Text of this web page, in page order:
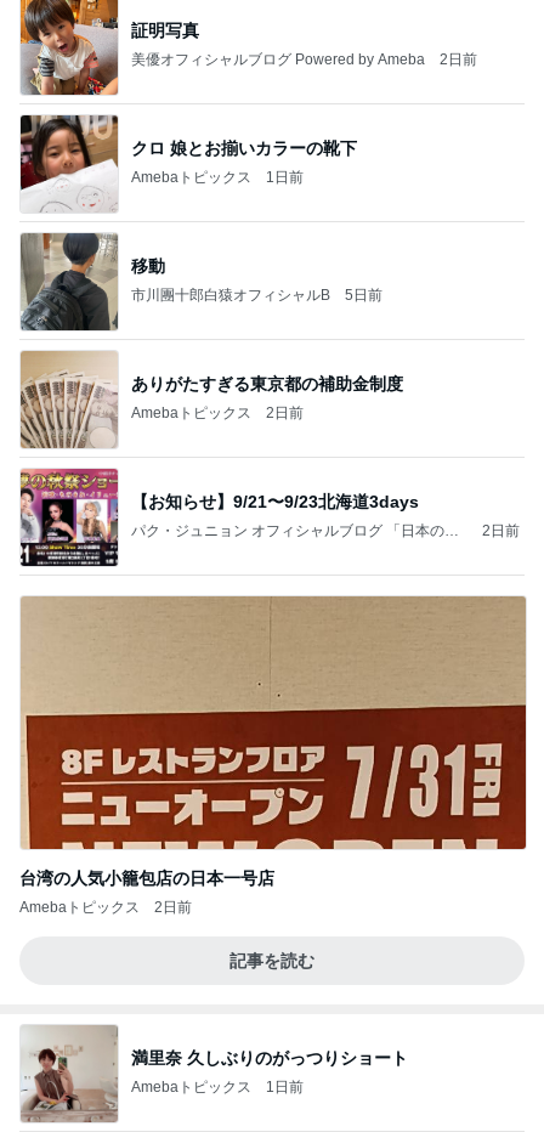
証明写真
美優オフィシャルブログ Powered by Ameba 2日前
クロ 娘とお揃いカラーの靴下
Amebaトピックス 1日前
移動
市川團十郎白猿オフィシャルB 5日前
ありがたすぎる東京都の補助金制度
Amebaトピックス 2日前
【お知らせ】9/21〜9/23北海道3days
パク・ジュニョン オフィシャルブログ 「日本の
2日前
台湾の人気小籠包店の日本一号店
Amebaトピックス 2日前
記事を読む
満里奈 久しぶりのがっつりショート
Amebaトピックス 1日前